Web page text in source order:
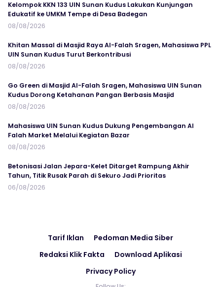
Kelompok KKN 133 UIN Sunan Kudus Lakukan Kunjungan
Edukatif ke UMKM Tempe di Desa Badegan
08/08/2026
Khitan Massal di Masjid Raya Al-Falah Sragen, Mahasiswa PPL
UIN Sunan Kudus Turut Berkontribusi
08/08/2026
Go Green di Masjid Al-Falah Sragen, Mahasiswa UIN Sunan
Kudus Dorong Ketahanan Pangan Berbasis Masjid
08/08/2026
Mahasiswa UIN Sunan Kudus Dukung Pengembangan Al
Falah Market Melalui Kegiatan Bazar
08/08/2026
Betonisasi Jalan Jepara-Kelet Ditarget Rampung Akhir
Tahun, Titik Rusak Parah di Sekuro Jadi Prioritas
06/08/2026
Tarif Iklan
Pedoman Media Siber
Redaksi Klik Fakta
Download Aplikasi
Privacy Policy